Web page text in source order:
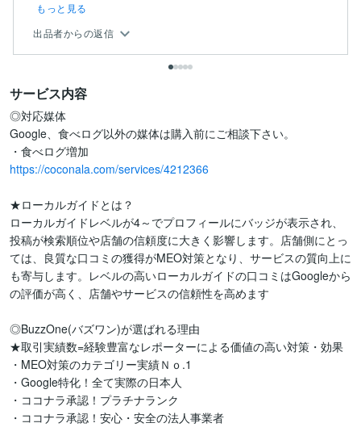
もっと見る
出品者からの返信
サービス内容
◎対応媒体
Google、食べログ以外の媒体は購入前にご相談下さい。
https://coconala.com/services/4212366
★ローカルガイドとは？
ローカルガイドレベルが4～でプロフィールにバッジが表示され、
投稿が検索順位や店舗の信頼度に大きく影響します。店舗側にとっ
ては、良質な口コミの獲得がMEO対策となり、サービスの質向上に
も寄与します。レベルの高いローカルガイドの口コミはGoogleから
の評価が高く、店舗やサービスの信頼性を高めます
◎BuzzOne(バズワン)が選ばれる理由
★取引実績数=経験豊富なレポーターによる価値の高い対策・効果
・MEO対策のカテゴリー実績Ｎｏ.1
・Google特化！全て実際の日本人
・ココナラ承認！プラチナランク
・ココナラ承認！安心・安全の法人事業者